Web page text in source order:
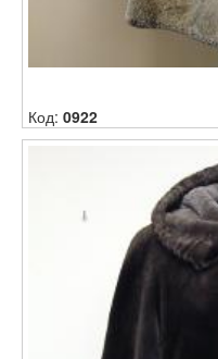
Код: 0922